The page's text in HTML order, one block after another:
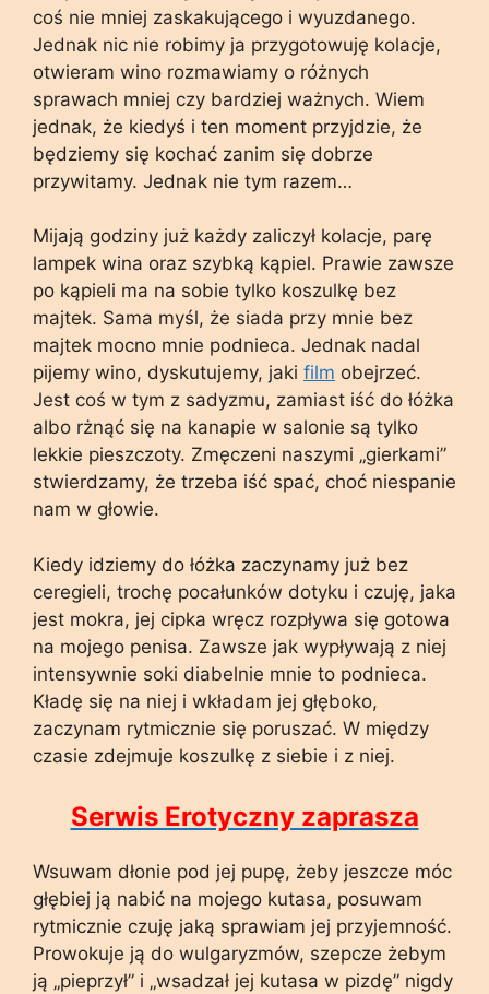
coś nie mniej zaskakującego i wyuzdanego.
Jednak nic nie robimy ja przygotowuję kolacje,
otwieram wino rozmawiamy o różnych
sprawach mniej czy bardziej ważnych. Wiem
jednak, że kiedyś i ten moment przyjdzie, że
będziemy się kochać zanim się dobrze
przywitamy. Jednak nie tym razem…
Mijają godziny już każdy zaliczył kolacje, parę
lampek wina oraz szybką kąpiel. Prawie zawsze
po kąpieli ma na sobie tylko koszulkę bez
majtek. Sama myśl, że siada przy mnie bez
majtek mocno mnie podnieca. Jednak nadal
pijemy wino, dyskutujemy, jaki film obejrzeć.
Jest coś w tym z sadyzmu, zamiast iść do łóżka
albo rżnąć się na kanapie w salonie są tylko
lekkie pieszczoty. Zmęczeni naszymi „gierkami”
stwierdzamy, że trzeba iść spać, choć niespanie
nam w głowie.
Kiedy idziemy do łóżka zaczynamy już bez
ceregieli, trochę pocałunków dotyku i czuję, jaka
jest mokra, jej cipka wręcz rozpływa się gotowa
na mojego penisa. Zawsze jak wypływają z niej
intensywnie soki diabelnie mnie to podnieca.
Kładę się na niej i wkładam jej głęboko,
zaczynam rytmicznie się poruszać. W między
czasie zdejmuje koszulkę z siebie i z niej.
Serwis Erotyczny zaprasza
Wsuwam dłonie pod jej pupę, żeby jeszcze móc
głębiej ją nabić na mojego kutasa, posuwam
rytmicznie czuję jaką sprawiam jej przyjemność.
Prowokuje ją do wulgaryzmów, szepcze żebym
ją „pieprzył” i „wsadzał jej kutasa w pizdę” nigdy